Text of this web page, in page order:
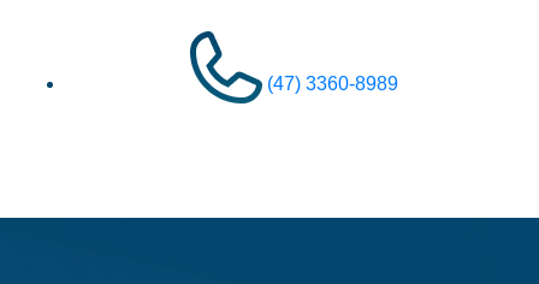
(47) 3360-8989